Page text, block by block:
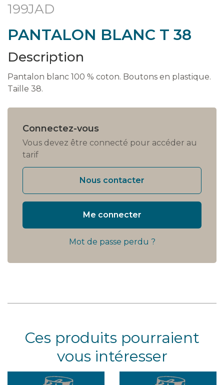
199JAD
PANTALON BLANC T 38
Description
Pantalon blanc 100 % coton. Boutons en plastique.
Taille 38.
Connectez-vous
Vous devez être connecté pour accéder au
tarif
Nous contacter
Me connecter
Mot de passe perdu ?
Ces produits pourraient
vous intéresser